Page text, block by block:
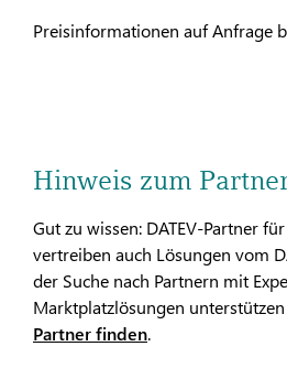
Preisinformationen auf Anfrage
Hinweis zum
Gut zu wissen: DATEV-Partner
vertreiben auch Lösungen vom
der Suche nach Partnern mit
Marktplatzlösungen
Partner finden.